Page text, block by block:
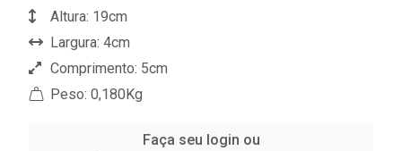
Altura: 19cm
Largura: 4cm
Comprimento: 5cm
Peso: 0,180Kg
Faça seu login ou